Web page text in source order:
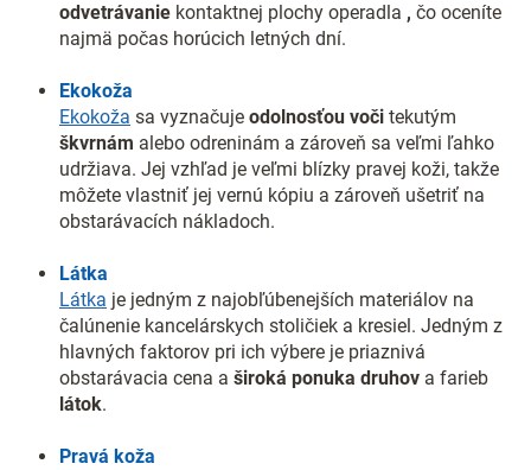
odvetrávanie kontaktnej plochy operadla , čo oceníte
najmä počas horúcich letných dní.
Ekokoža
Ekokoža sa vyznačuje odolnosťou voči tekutým
škvrnám alebo odreninám a zároveň sa veľmi ľahko
udržiava. Jej vzhľad je veľmi blízky pravej koži, takže
môžete vlastniť jej vernú kópiu a zároveň ušetriť na
obstarávacích nákladoch.
Látka
Látka je jedným z najobľúbenejších materiálov na
čalúnenie kancelárskych stoličiek a kresiel. Jedným z
hlavných faktorov pri ich výbere je priaznivá
obstarávacia cena a široká ponuka druhov a farieb
látok.
Pravá koža